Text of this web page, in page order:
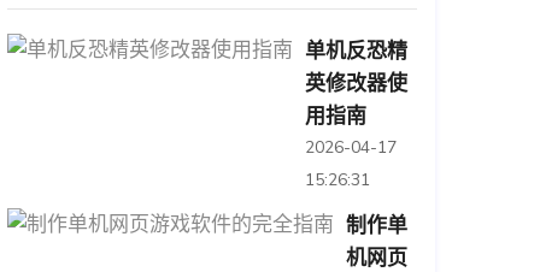
单机反恐精
英修改器使
用指南
2026-04-17
15:26:31
制作单
机网页